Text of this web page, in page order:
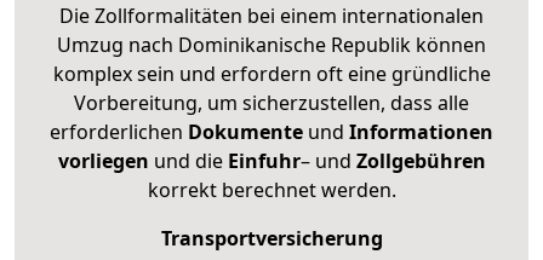
Die Zollformalitäten bei einem internationalen
Umzug nach Dominikanische Republik können
komplex sein und erfordern oft eine gründliche
Vorbereitung, um sicherzustellen, dass alle
erforderlichen Dokumente und Informationen
vorliegen und die Einfuhr– und Zollgebühren
korrekt berechnet werden.
Transportversicherung